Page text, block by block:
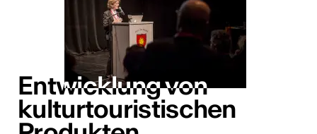
Entwicklung von
kulturtouristischen
Entwicklung von
kulturtouristischen